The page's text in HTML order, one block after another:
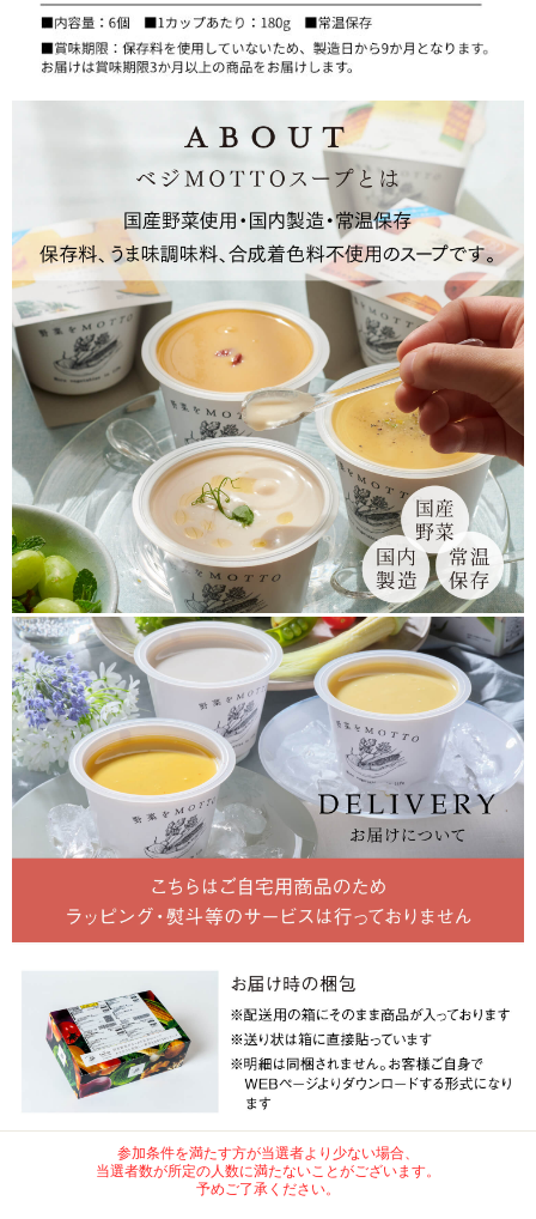
参加条件を満たす方が当選者より少ない場合、
当選者数が所定の人数に満たないことがございます。
予めご了承ください。